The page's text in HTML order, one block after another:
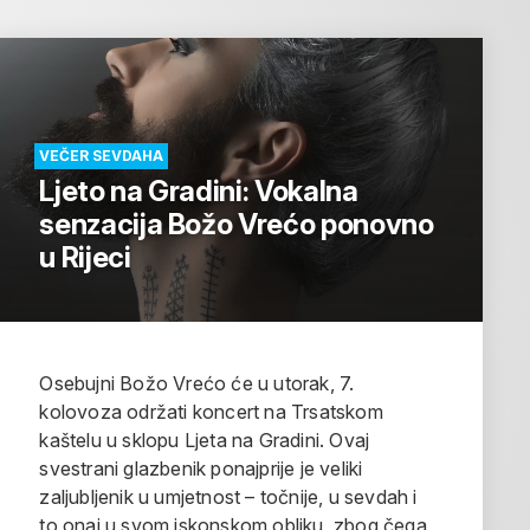
VEČER SEVDAHA
Ljeto na Gradini: Vokalna
senzacija Božo Vrećo ponovno
u Rijeci
Osebujni Božo Vrećo će u utorak, 7.
kolovoza održati koncert na Trsatskom
kaštelu u sklopu Ljeta na Gradini. Ovaj
svestrani glazbenik ponajprije je veliki
zaljubljenik u umjetnost – točnije, u sevdah i